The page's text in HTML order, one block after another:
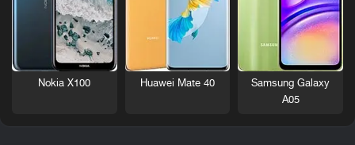
Samsung Galaxy
A05
Huawei Mate 40
Nokia X100